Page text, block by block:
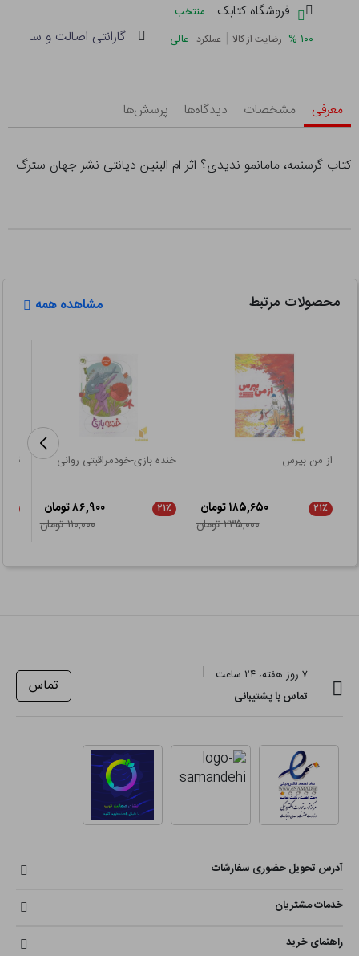
فروشگاه کتابک
منتخب
۱۰۰ % رضایت از کالا | عملکرد عالی گارانتی اصالت و سلامت
معرفی مشخصات دیدگاه‌ها پرسش‌ها
کتاب گرسنمه، مامانمو ندیدی؟ اثر ام البنین دیانتی نشر جهان سترگ
محصولات مرتبط مشاهده همه
از من بپرس
۲۱٪
۱۸۵,۶۵۰ تومان
۲۳۵,۰۰۰ تومان
خنده بازی-خودمراقبتی روانی
۲۱٪
۸۶,۹۰۰ تومان
۱۱۰,۰۰۰ تومان
قصه
۷ روز هفته، ۲۴ ساعت
تماس با پشتیبانی
تماس
آدرس تحویل حضوری سفارشات
خدمات مشتریان
راهنمای خرید